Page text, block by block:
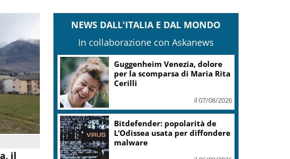
il
NEWS DALL'ITALIA E DAL MONDO
In collaborazione con Askanews
Guggenheim Venezia, dolore
per la scomparsa di Maria Rita
Cerilli
il 07/08/2026
Bitdefender: popolarità de
L’Odissea usata per diffondere
malware